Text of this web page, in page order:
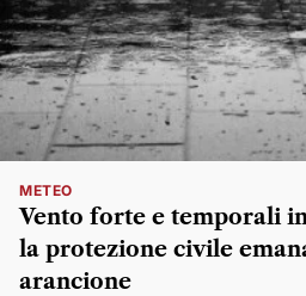
METEO
Vento forte e temporali
la protezione civile
arancione